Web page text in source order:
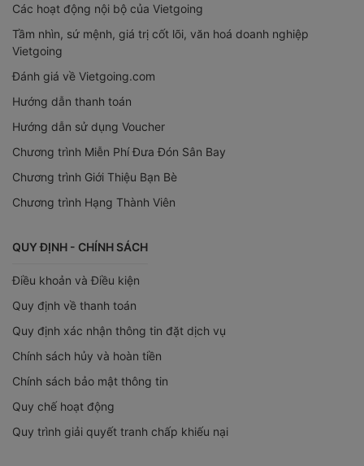
Các hoạt động nội bộ của Vietgoing
Tầm nhìn, sứ mệnh, giá trị cốt lõi, văn hoá doanh nghiệp
Vietgoing
Đánh giá về Vietgoing.com
Hướng dẫn thanh toán
Hướng dẫn sử dụng Voucher
Chương trình Miễn Phí Đưa Đón Sân Bay
Chương trình Giới Thiệu Bạn Bè
Chương trình Hạng Thành Viên
QUY ĐỊNH - CHÍNH SÁCH
Điều khoản và Điều kiện
Quy định về thanh toán
Quy định xác nhận thông tin đặt dịch vụ
Chính sách hủy và hoàn tiền
Chính sách bảo mật thông tin
Quy chế hoạt động
Quy trình giải quyết tranh chấp khiếu nại